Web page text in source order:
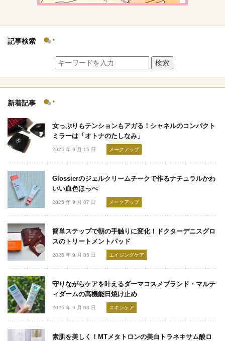
記事検索
検索
新着記事
女っぷりもテンションもアガる！シャネルのコンパクト
ミラーは「オトナのたしなみ」
2025 年 9 月 15 日 メークアップ
Glossierのジェルクリームチークで作るナチュラルかわ
いい血色ほっぺ
2025 年 9 月 07 日 メークアップ
簡単ステップで朝の手触りに変化！ドクターデニスグロ
スのトリートメントパッド
2025 年 9 月 05 日 エイジングケア
守りながらケアを叶えるダーマコスメブランド・マルテ
ィダームの高機能日焼け止め
2025 年 9 月 03 日 スキンケア
素肌を美しく！MTメタトロンの美白トラネキサム酸ロ